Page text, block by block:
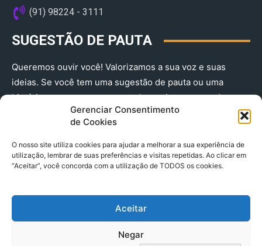
Gerenciar Consentimento
de Cookies
O nosso site utiliza cookies para ajudar a melhorar a sua experiência de
utilização, lembrar de suas preferências e visitas repetidas. Ao clicar em
“Aceitar”, você concorda com a utilização de TODOS os cookies.
Aceitar
Negar
(91) 98224 - 3111
SUGESTÃO DE PAUTA
Queremos ouvir você! Valorizamos a sua voz e suas
ideias. Se você tem uma sugestão de pauta ou uma
história que merece ser contada, envie-nos agora!
(91) 98224 - 3111
© 2025 A Província do Pará CNPJ: 04.901.141/0001-36 End .
Trav. Quintino Bocaiuva 2301, Ed. Rogério Fernandez – Sala